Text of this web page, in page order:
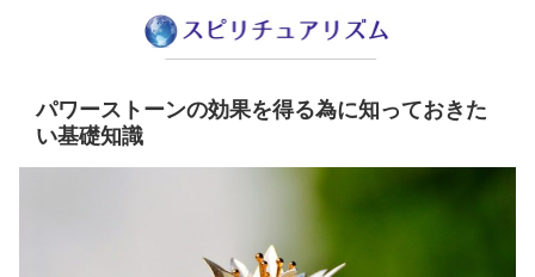
パワーストーンの効果を得る為に知っておきた
い基礎知識